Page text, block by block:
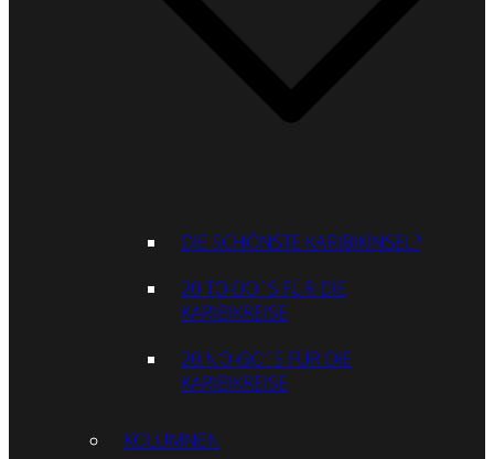
DIE SCHÖNSTE KARIBIKINSEL?
20 TO-DO´S FÜR DIE
KARIBIKREISE
20 NO-GO´S FÜR DIE
KARIBIKREISE
KOLUMNEN